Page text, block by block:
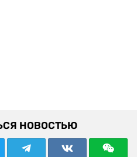
НОВОСТЬЮ